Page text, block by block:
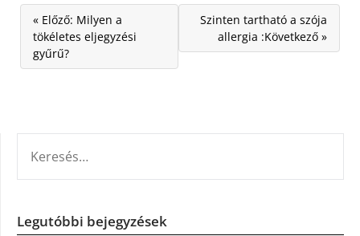
« Előző: Milyen a
tökéletes eljegyzési
gyűrű?
Szinten tartható a szója
allergia :Következő »
Legutóbbi bejegyzések